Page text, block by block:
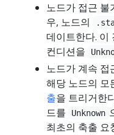
노드가 접근
우, 노드의
데이트한다. 이
컨디션을
노드가 계속 접
해당 노드의 모
출을 트리거한
드를
Unknown
최초의 축출 요